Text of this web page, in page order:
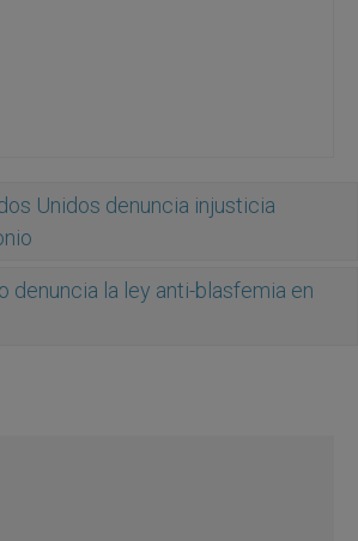
Unidos denuncia injusticia
denuncia la ley anti-blasfemia en